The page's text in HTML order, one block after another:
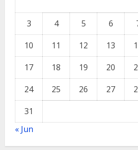
3
4 5 6
10
11 12 13
17
18 19 20
24
25 26 27
31
« Jun